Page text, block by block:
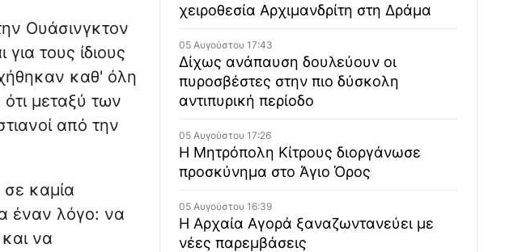
Ουάσινγκτον
τους ίδιους
καθ' όλη
μεταξύ των
από την
καμία
έναν λόγο: να
να
χειροθεσία Αρχιμανδρίτη στη Δράμα
05 Αυγούστου 17:43
Δίχως ανάπαυση δουλεύουν οι
πυροσβέστες στην πιο δύσκολη
αντιπυρική περίοδο
05 Αυγούστου 17:26
Η Μητρόπολη Κίτρους διοργάνωσε
προσκύνημα στο Άγιο Όρος
05 Αυγούστου 16:39
Η Αρχαία Αγορά ξαναζωντανεύει με
νέες παρεμβάσεις